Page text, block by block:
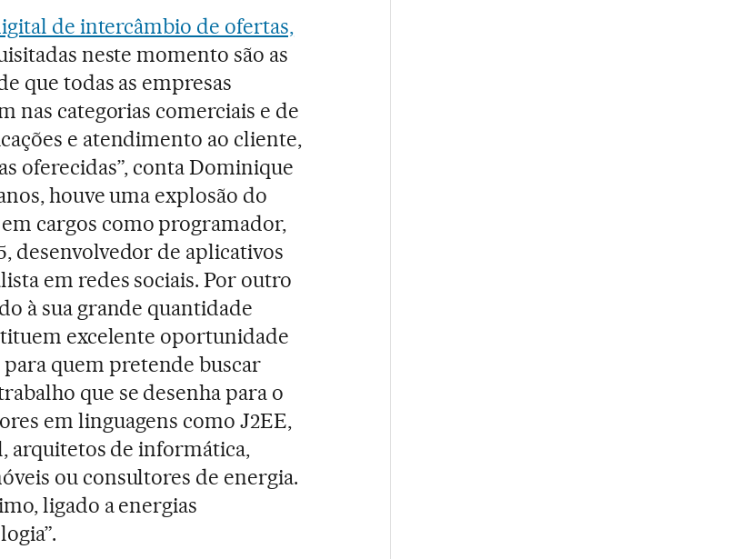
de intercâmbio de ofertas,
neste momento são as
que todas as empresas
nas categorias comerciais e de
e atendimento ao cliente,
oferecidas”, conta Dominique
houve uma explosão do
cargos como programador,
desenvolvedor de aplicativos
em redes sociais. Por outro
à sua grande quantidade
excelente oportunidade
quem pretende buscar
que se desenha para o
em linguagens como J2EE,
arquitetos de informática,
ou consultores de energia.
ligado a energias